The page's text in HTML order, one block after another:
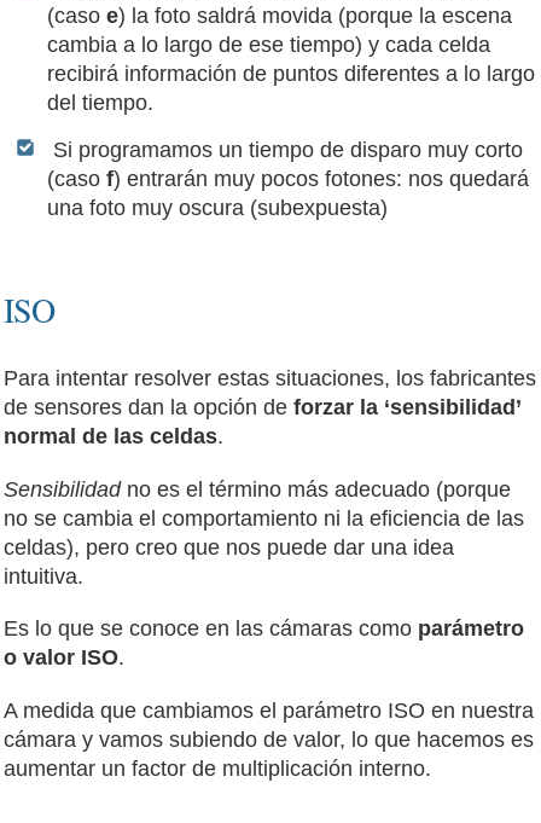
(casoe) la foto saldrá movida (porque la escena
cambia a lo largo de ese tiempo) y cada celda
recibirá información de puntos diferentes a lo largo
del tiempo.
Si programamos un tiempo de disparo muy corto
(casof) entrarán muy pocos fotones: nos quedará
una foto muy oscura (subexpuesta)
ISO
Para intentar resolver estas situaciones, los fabricantes
de sensores dan la opción deforzar la ‘sensibilidad’
normal de las celdas.
Sensibilidadno es el término más adecuado (porque
no se cambia el comportamiento ni la eficiencia de las
celdas), pero creo que nos puede dar una idea
intuitiva.
Es lo que se conoce en las cámaras como parámetro
o valor ISO.
A medida que cambiamos el parámetro ISO en nuestra
cámara y vamos subiendo de valor, lo que hacemos es
aumentar un factor de multiplicación interno.